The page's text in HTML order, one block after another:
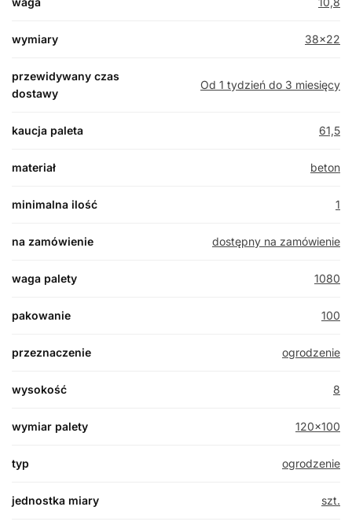
wymiary 38×22
przewidywany czas
dostawy
Od 1 tydzień do 3 miesięcy
kaucja paleta 61,5
materiał beton
minimalna ilość 1
na zamówienie dostępny na zamówienie
waga palety 1080
pakowanie 100
przeznaczenie ogrodzenie
wysokość 8
wymiar palety 120×100
typ ogrodzenie
jednostka miary szt.